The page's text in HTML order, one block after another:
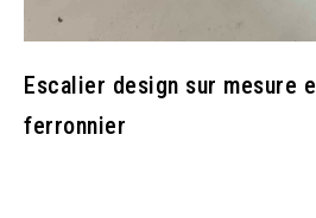
Escalier design sur mesure
ferronnier